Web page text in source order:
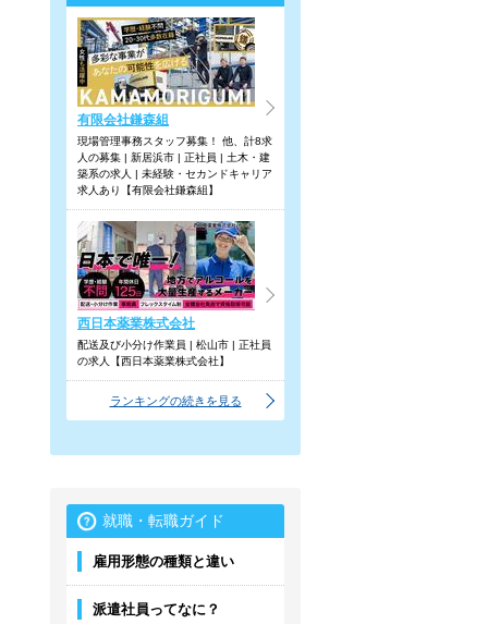
有限会社鎌森組
現場管理事務スタッフ募集！ 他、計8求
人の募集 | 新居浜市 | 正社員 | 土木・建
築系の求人 | 未経験・セカンドキャリア
求人あり【有限会社鎌森組】
西日本薬業株式会社
配送及び小分け作業員 | 松山市 | 正社員
の求人【西日本薬業株式会社】
ランキングの続きを見る
就職・転職ガイド
雇用形態の種類と違い
派遣社員ってなに？